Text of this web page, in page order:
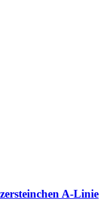
A-Linie